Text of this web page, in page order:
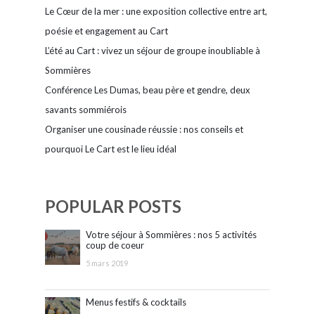
Le Cœur de la mer : une exposition collective entre art,
poésie et engagement au Cart
L’été au Cart : vivez un séjour de groupe inoubliable à
Sommières
Conférence Les Dumas, beau père et gendre, deux
savants sommiérois
Organiser une cousinade réussie : nos conseils et
pourquoi Le Cart est le lieu idéal
POPULAR POSTS
Votre séjour à Sommières : nos 5 activités
coup de coeur
5 mars 2019
Menus festifs & cocktails